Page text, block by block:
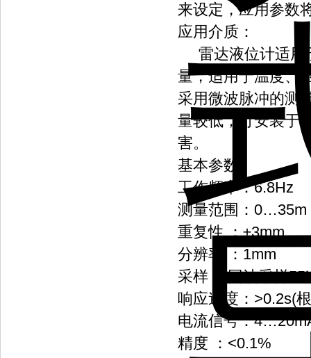
来设定，应用参数
应用介质：
雷达液位计适用
量，适用于温度、
采用微波脉冲的测
量较低，可安装于
害。
基本参数
工作频率：6.8Hz
测量范围：0…35m
重复性 ：±3mm
分辨率 ：1mm
采样 ：回波采样55
响应速度：>0.2s(
电流信号：
精度 ：<0.1%